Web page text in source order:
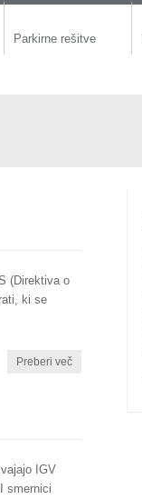
Parkirne rešitve
(Direktiva o
ki se
Preberi več
IGV
smernici